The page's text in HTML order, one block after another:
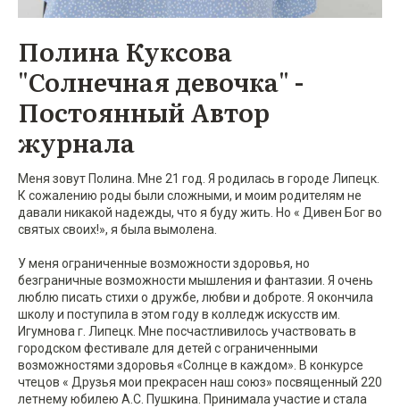
Полина Куксова
"Солнечная девочка" -
Постоянный Автор
журнала
Меня зовут Полина. Мне 21 год. Я родилась в городе Липецк.
К сожалению роды были сложными, и моим родителям не
давали никакой надежды, что я буду жить. Но « Дивен Бог во
святых своих!», я была вымолена.
У меня ограниченные возможности здоровья, но
безграничные возможности мышления и фантазии. Я очень
люблю писать стихи о дружбе, любви и доброте. Я окончила
школу и поступила в этом году в колледж искусств им.
Игумнова г. Липецк. Мне посчастливилось участвовать в
городском фестивале для детей с ограниченными
возможностями здоровья «Солнце в каждом». В конкурсе
чтецов « Друзья мои прекрасен наш союз» посвященный 220
летнему юбилею А.С. Пушкина. Принимала участие и стала